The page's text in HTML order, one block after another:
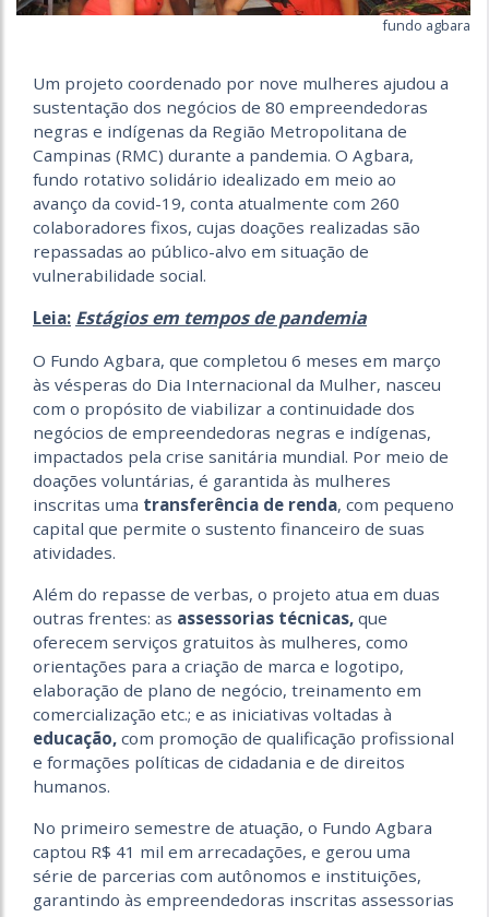
fundo agbara
Um projeto coordenado por nove mulheres ajudou a
sustentação dos negócios de 80 empreendedoras
negras e indígenas da Região Metropolitana de
Campinas (RMC) durante a pandemia. O Agbara,
fundo rotativo solidário idealizado em meio ao
avanço da covid-19, conta atualmente com 260
colaboradores fixos, cujas doações realizadas são
repassadas ao público-alvo em situação de
vulnerabilidade social.
Leia: Estágios em tempos de pandemia
O Fundo Agbara, que completou 6 meses em março
às vésperas do Dia Internacional da Mulher, nasceu
com o propósito de viabilizar a continuidade dos
negócios de empreendedoras negras e indígenas,
impactados pela crise sanitária mundial. Por meio de
doações voluntárias, é garantida às mulheres
inscritas uma transferência de renda, com pequeno
capital que permite o sustento financeiro de suas
atividades.
Além do repasse de verbas, o projeto atua em duas
outras frentes: as assessorias técnicas, que
oferecem serviços gratuitos às mulheres, como
orientações para a criação de marca e logotipo,
elaboração de plano de negócio, treinamento em
comercialização etc.; e as iniciativas voltadas à
educação, com promoção de qualificação profissional
e formações políticas de cidadania e de direitos
humanos.
No primeiro semestre de atuação, o Fundo Agbara
captou R$ 41 mil em arrecadações, e gerou uma
série de parcerias com autônomos e instituições,
garantindo às empreendedoras inscritas assessorias